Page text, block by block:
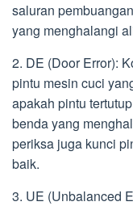
saluran
yang menghalangi
2. DE (Door Error):
pintu mesin cuci
apakah pintu
benda yang
periksa juga kunci
baik.
3. UE (Unbalanced